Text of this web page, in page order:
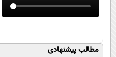
مطالب پیشنهادی